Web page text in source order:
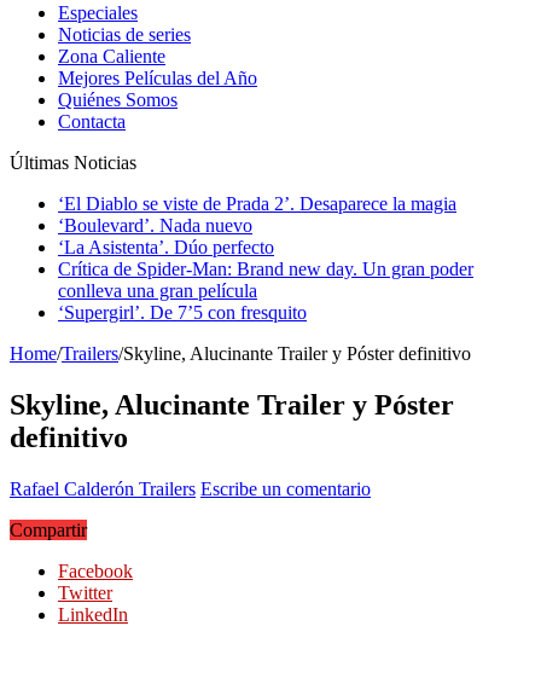
Especiales
Noticias de series
Zona Caliente
Mejores Películas del Año
Quiénes Somos
Contacta
Últimas Noticias
‘El Diablo se viste de Prada 2’. Desaparece la magia
‘Boulevard’. Nada nuevo
‘La Asistenta’. Dúo perfecto
Crítica de Spider-Man: Brand new day. Un gran poder
conlleva una gran película
‘Supergirl’. De 7’5 con fresquito
Home/Trailers/Skyline, Alucinante Trailer y Póster definitivo
Skyline, Alucinante Trailer y Póster
definitivo
Rafael Calderón Trailers Escribe un comentario
Compartir
Facebook
Twitter
LinkedIn